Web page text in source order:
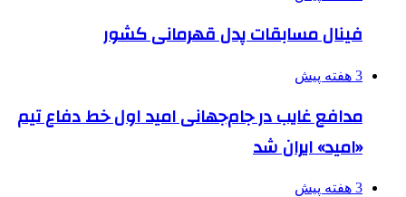
فینال مسابقات پدل قهرمانی کشور
3 هفته پیش
مدافع غایب در جام‌جهانی امید اول خط دفاع تیم
«امید» ایران شد
3 هفته پیش